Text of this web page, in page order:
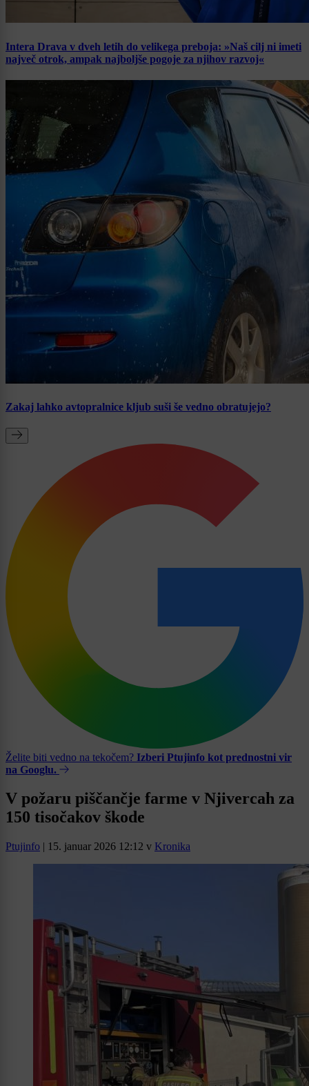
Intera Drava v dveh letih do velikega preboja: »Naš cilj ni imeti
največ otrok, ampak najboljše pogoje za njihov razvoj«
Zakaj lahko avtopralnice kljub suši še vedno obratujejo?
Želite biti vedno na tekočem? Izberi Ptujinfo kot prednostni vir
na Googlu.
V požaru piščančje farme v Njivercah za
150 tisočakov škode
Ptujinfo | 15. januar 2026 12:12 v Kronika